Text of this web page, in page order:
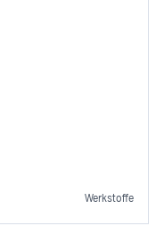
Werkstoffe